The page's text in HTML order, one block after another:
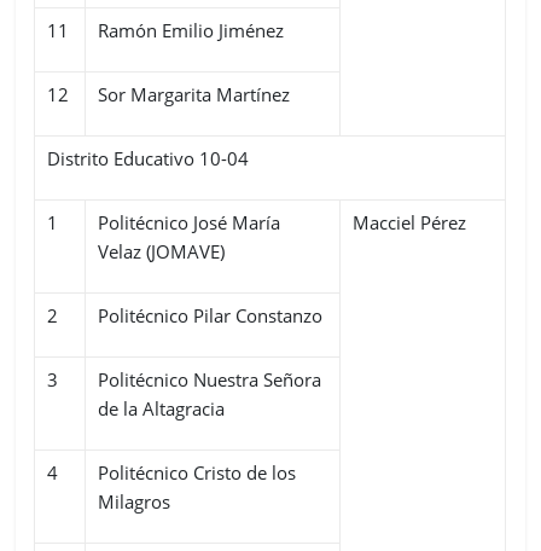
11 Ramón Emilio Jiménez
12 Sor Margarita Martínez
Distrito Educativo 10-04
1
Politécnico José María
Velaz (JOMAVE)
Macciel Pérez
2 Politécnico Pilar Constanzo
3
Politécnico Nuestra Señora
de la Altagracia
4
Politécnico Cristo de los
Milagros